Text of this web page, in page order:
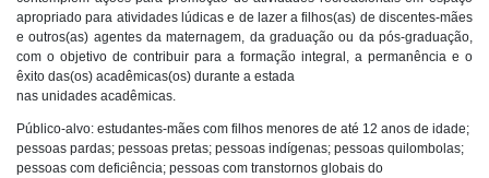
apropriado para atividades lúdicas e de lazer a filhos(as) de discentes-mães
e outros(as) agentes da maternagem, da graduação ou da pós-graduação,
com o objetivo de contribuir para a formação integral, a permanência e o
êxito das(os) acadêmicas(os) durante a estada
nas unidades acadêmicas.
Público-alvo: estudantes-mães com filhos menores de até 12 anos de idade;
pessoas pardas; pessoas pretas; pessoas indígenas; pessoas quilombolas;
pessoas com deficiência; pessoas com transtornos globais do